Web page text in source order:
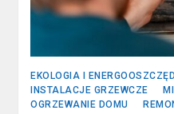
EKOLOGIA I
INSTALACJE GRZEWCZE
OGRZEWANIE DOMU